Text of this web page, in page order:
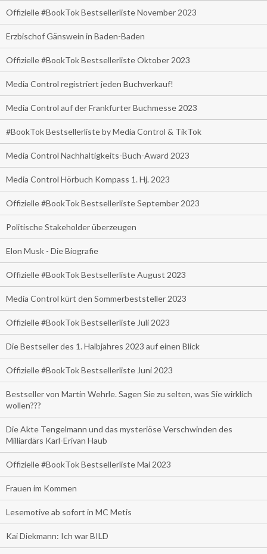
Offizielle #BookTok Bestsellerliste November 2023
Erzbischof Gänswein in Baden-Baden
Offizielle #BookTok Bestsellerliste Oktober 2023
Media Control registriert jeden Buchverkauf!
Media Control auf der Frankfurter Buchmesse 2023
#BookTok Bestsellerliste by Media Control & TikTok
Media Control Nachhaltigkeits-Buch-Award 2023
Media Control Hörbuch Kompass 1. Hj. 2023
Offizielle #BookTok Bestsellerliste September 2023
Politische Stakeholder überzeugen
Elon Musk - Die Biografie
Offizielle #BookTok Bestsellerliste August 2023
Media Control kürt den Sommerbeststeller 2023
Offizielle #BookTok Bestsellerliste Juli 2023
Die Bestseller des 1. Halbjahres 2023 auf einen Blick
Offizielle #BookTok Bestsellerliste Juni 2023
Bestseller von Martin Wehrle. Sagen Sie zu selten, was Sie wirklich
wollen???
Die Akte Tengelmann und das mysteriöse Verschwinden des
Milliardärs Karl-Erivan Haub
Offizielle #BookTok Bestsellerliste Mai 2023
Frauen im Kommen
Lesemotive ab sofort in MC Metis
Kai Diekmann: Ich war BILD